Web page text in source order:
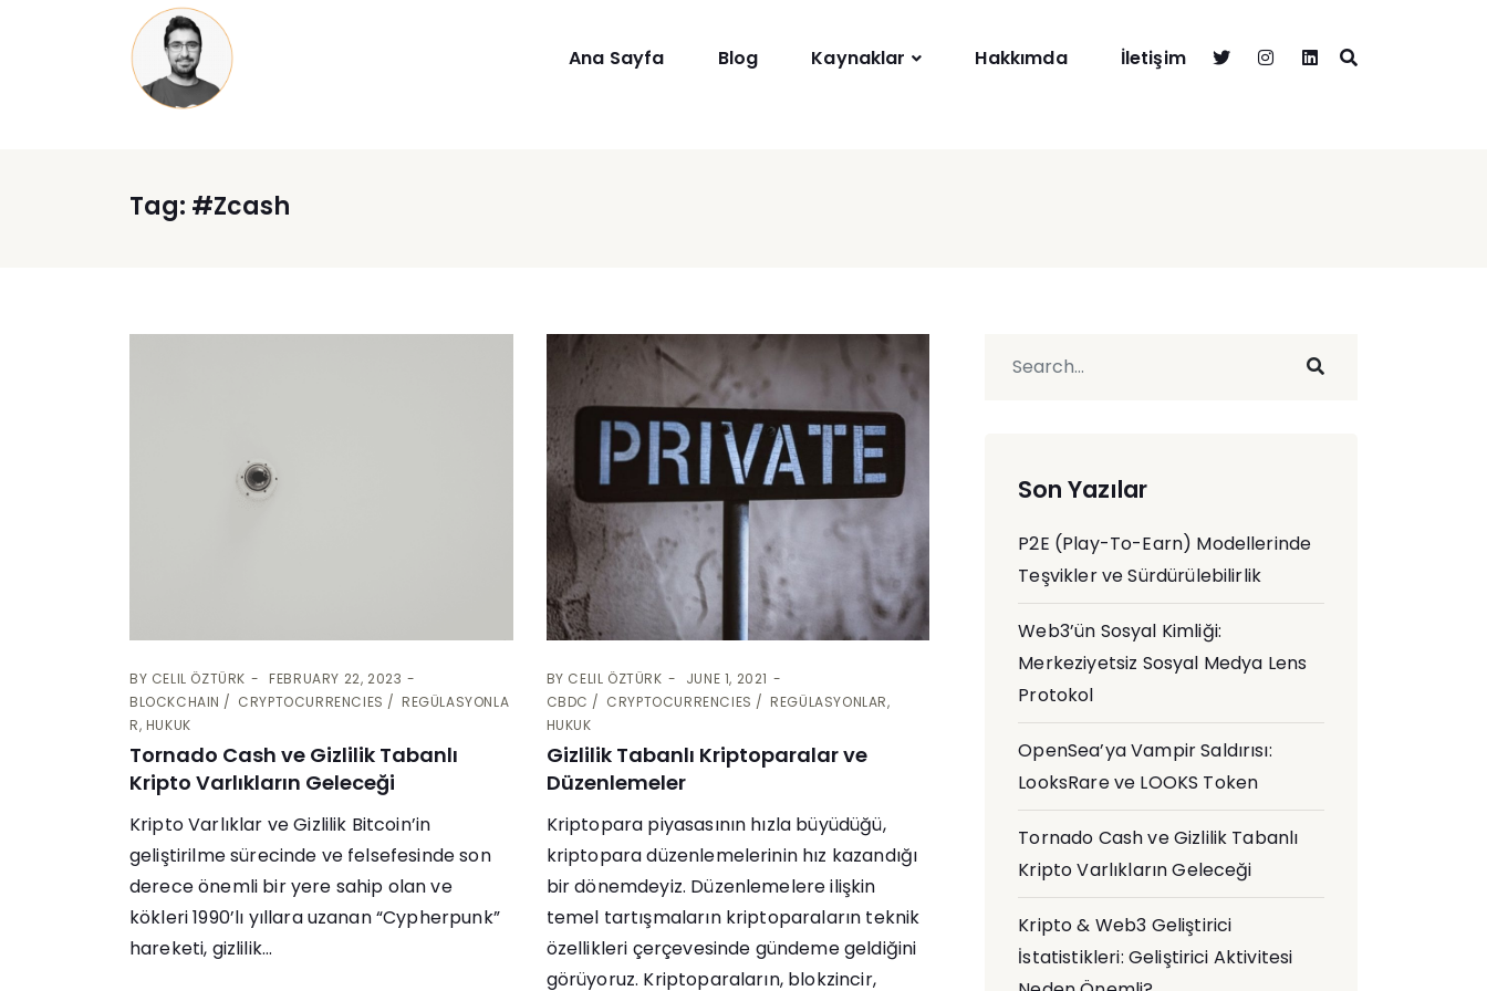
Ana Sayfa Blog Kaynaklar Hakkımda İletişim twitterinstagram
linkedin
Tag: #Zcash
BY CELIL ÖZTÜRK
FEBRUARY 22, 2023
BLOCKCHAIN
CRYPTOCURRENCIES
REGÜLASYONLA
R, HUKUK
Tornado Cash ve Gizlilik Tabanlı
Kripto Varlıkların Geleceği
Kripto Varlıklar ve Gizlilik Bitcoin’in
geliştirilme sürecinde ve felsefesinde son
derece önemli bir yere sahip olan ve
kökleri 1990’lı yıllara uzanan “Cypherpunk”
hareketi, gizlilik...
BY CELIL ÖZTÜRK
JUNE 1, 2021
CBDC
CRYPTOCURRENCIES
REGÜLASYONLAR,
HUKUK
Gizlilik Tabanlı Kriptoparalar ve
Düzenlemeler
Kriptopara piyasasının hızla büyüdüğü,
kriptopara düzenlemelerinin hız kazandığı
bir dönemdeyiz. Düzenlemelere ilişkin
temel tartışmaların kriptoparaların teknik
özellikleri çerçevesinde gündeme geldiğini
görüyoruz. Kriptoparaların, blokzincir,
Son Yazılar
P2E (Play-To-Earn) Modellerinde
Teşvikler ve Sürdürülebilirlik
Web3’ün Sosyal Kimliği:
Merkeziyetsiz Sosyal Medya Lens
Protokol
OpenSea’ya Vampir Saldırısı:
LooksRare ve LOOKS Token
Tornado Cash ve Gizlilik Tabanlı
Kripto Varlıkların Geleceği
Kripto & Web3 Geliştirici
İstatistikleri: Geliştirici Aktivitesi